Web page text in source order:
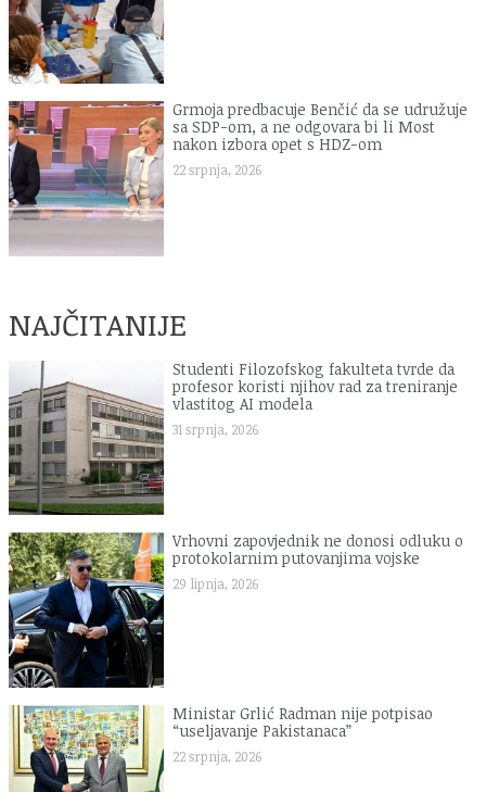
Grmoja predbacuje Benčić da se udružuje
sa SDP-om, a ne odgovara bi li Most
nakon izbora opet s HDZ-om
22 srpnja, 2026
NAJČITANIJE
Studenti Filozofskog fakulteta tvrde da
profesor koristi njihov rad za treniranje
vlastitog AI modela
31 srpnja, 2026
Vrhovni zapovjednik ne donosi odluku o
protokolarnim putovanjima vojske
29 lipnja, 2026
Ministar Grlić Radman nije potpisao
“useljavanje Pakistanaca”
22 srpnja, 2026